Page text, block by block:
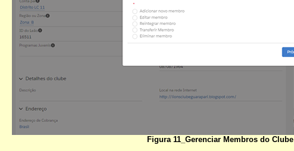
Figura 11_Gerenciar Membros do Clube